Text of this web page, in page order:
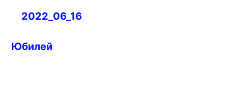
Навигация
записям
2022_06_16
Юбилей